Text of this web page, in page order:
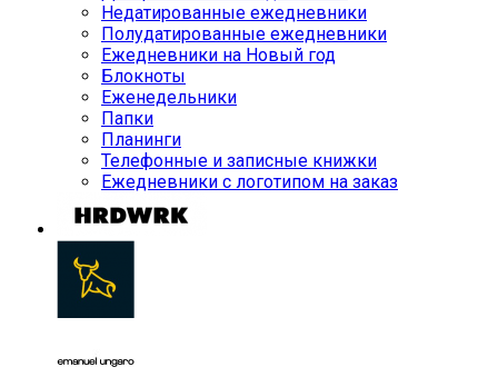
Недатированные ежедневники
Полудатированные ежедневники
Ежедневники на Новый год
Блокноты
Еженедельники
Папки
Планинги
Телефонные и записные книжки
Ежедневники с логотипом на заказ